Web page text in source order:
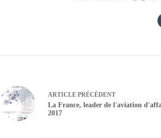
ARTICLE PRÉCÉDENT
La France, leader de l'aviation
2017